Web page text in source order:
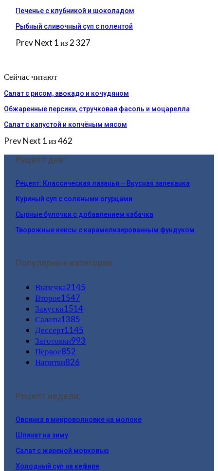
Печенье с клубникой и шоколадом
Рыбный сливочный суп с полентой
PrevNext 1 из 2 327
Сейчас читают
Салат с рисом, авокадо и кочудяном
Обжаренные персики, стручковая фасоль и моцарелла
Салат с капустой и копчёным мясом
PrevNext 1 из 462
Рецепт дня:
Рецепт: Классическая лазанья – Вкусная запеканка
Куриный суп с солеными огурцами
Сырные булочки с добавлением кабачка
Творожные кексы с карамелизированным фундуком
Популярные категории
Выпечка2145
Второе1547
Закуски1514
Салаты1385
Дессерт1145
Заготовки993
Первое852
Напитки826
Рецепт недели:
Овсянка в микроволновке на молоке
Шпинат на зиму
Салат с жареной морковью
Холодный суп на кефире